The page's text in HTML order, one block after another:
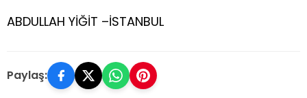
ABDULLAH YİĞİT –İSTANBUL
Paylaş: